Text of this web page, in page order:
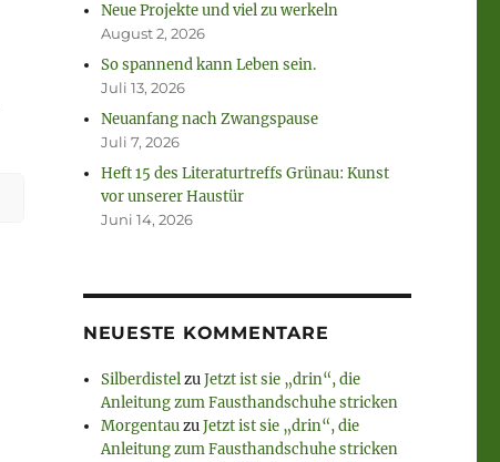
Neue Projekte und viel zu werkeln
August 2, 2026
So spannend kann Leben sein.
Juli 13, 2026
Neuanfang nach Zwangspause
Juli 7, 2026
Heft 15 des Literaturtreffs Grünau: Kunst
vor unserer Haustür
Juni 14, 2026
NEUESTE KOMMENTARE
SilberdistelzuJetzt ist sie „drin“, die
Anleitung zum Fausthandschuhe stricken
MorgentauzuJetzt ist sie „drin“, die
Anleitung zum Fausthandschuhe stricken